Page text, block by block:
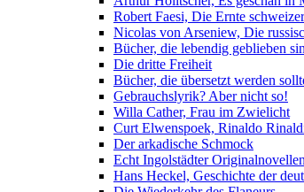
Robert Faesi, Die Ernte
Nicolas von Arseniew, Die
Bücher, die lebendig geblieben
Die dritte Freiheit
Bücher, die übersetzt werden
Gebrauchslyrik? Aber nicht so!
Willa Cather, Frau im Zwielicht
Curt Elwenspoek, Rinaldo
Der arkadische Schmock
Echt Ingolstädter Originalnovellen
Hans Heckel, Geschichte der